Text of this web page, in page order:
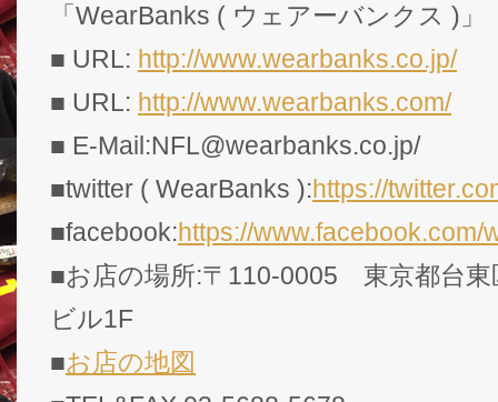
「WearBanks ( ウェアーバンクス )」
■ URL: http://www.wearbanks.co.jp/
■ URL: http://www.wearbanks.com/
■ E-Mail:NFL@wearbanks.co.jp/
■twitter ( WearBanks ):https://
■facebook:https://www.facebook.com/
■お店の場所:〒110-0005 東京都台
ビル1F
■お店の地図